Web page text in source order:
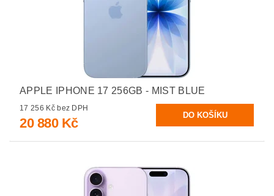
APPLE IPHONE 17 256GB - MIST BLUE
17 256 Kč bez DPH
20 880 Kč